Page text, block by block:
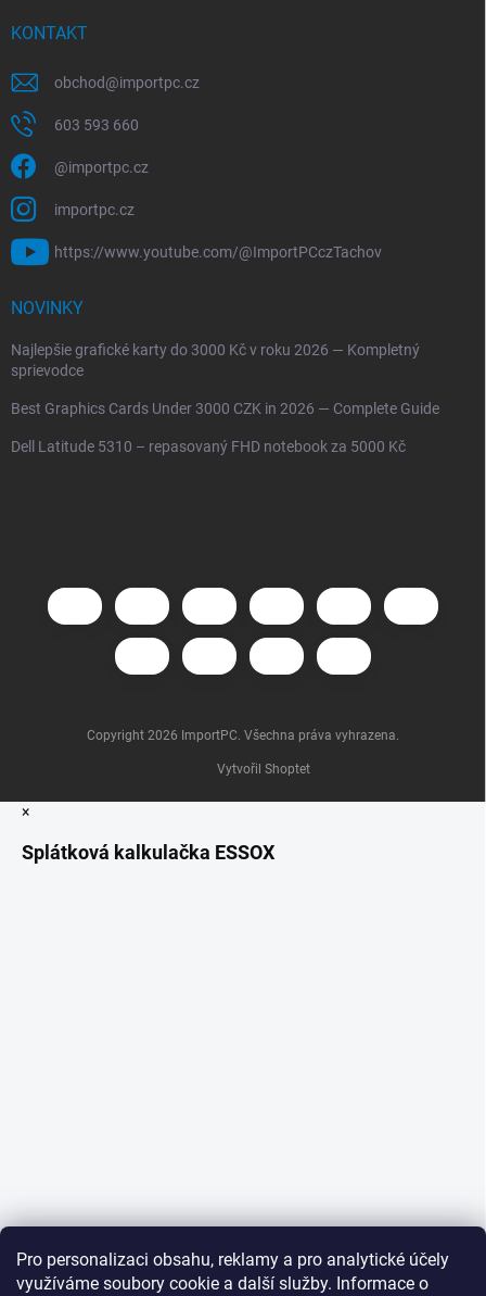
Pro personalizaci obsahu, reklamy a pro analytické účely
využíváme soubory cookie a další služby. Informace o
KONTAKT
obchod@importpc.cz
603 593 660
@importpc.cz
importpc.cz
https://www.youtube.com/@ImportPCczTachov
NOVINKY
Najlepšie grafické karty do 3000 Kč v roku 2026 — Kompletný
sprievodce
Best Graphics Cards Under 3000 CZK in 2026 — Complete Guide
Dell Latitude 5310 – repasovaný FHD notebook za 5000 Kč
Vytvořil Shoptet
Copyright 2026 ImportPC. Všechna práva vyhrazena.
×
Splátková kalkulačka ESSOX